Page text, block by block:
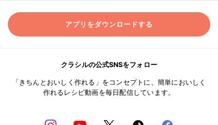
アプリをダウンロードする
クラシルの公式SNSをフォロー
「きちんとおいしく作れる」をコンセプトに、簡単においしく
作れるレシピ動画を毎日配信しています。